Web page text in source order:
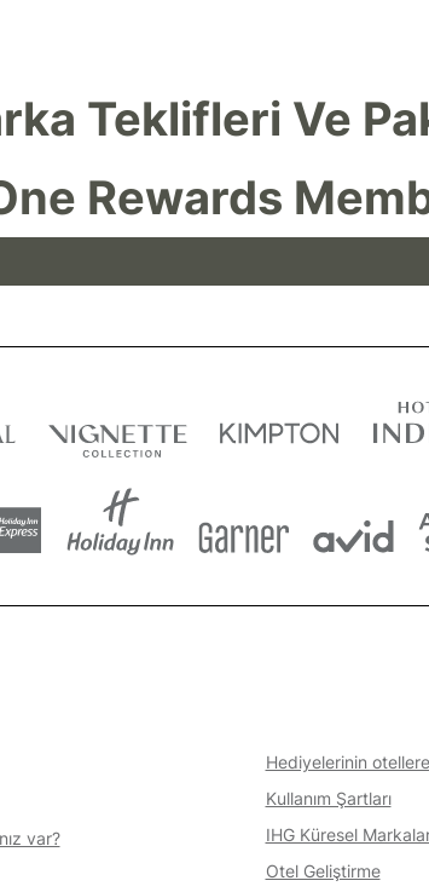
Teklifleri Ve
Rewards
var?
Hediyelerinin otellere
Kullanım Şartları
IHG Küresel
Otel Geliştirme